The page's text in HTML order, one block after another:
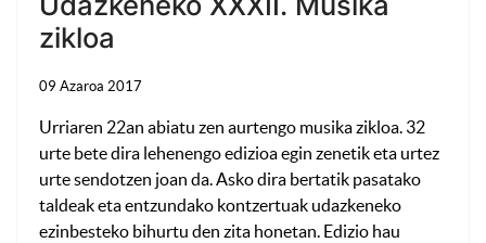
zikloa
09 Azaroa 2017
Urriaren 22an abiatu zen aurtengo musika zikloa. 32
urte bete dira lehenengo edizioa egin zenetik eta urtez
urte sendotzen joan da. Asko dira bertatik pasatako
taldeak eta entzundako kontzertuak udazkeneko
ezinbesteko bihurtu den zita honetan. Edizio hau